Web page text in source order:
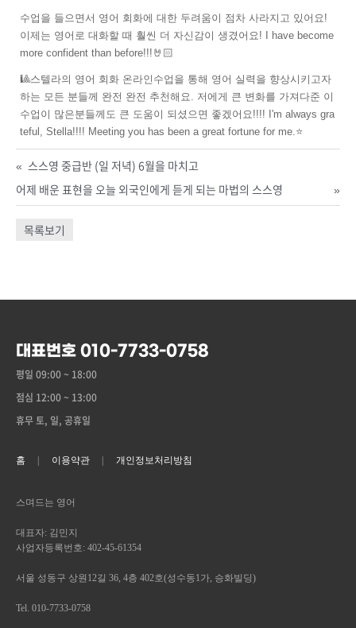
수업을 들으면서 영어 회화에 대한 두려움이 점차 사라지고 있어요!
이제는 영어로 대화할 때 훨씬 더 자신감이 생겼어요! I have become
more confident than before!!!🤘🏻
🎱스텔라의 영어 회화 온라인수업을 통해 영어 실력을 향상시키고자
하는 모든 분들께 완전 완전 추천해요. 저에게 큰 변화를 가져다준 이
수업이 많은분들께도 큰 도움이 되셨으면 좋겠어요!!!! I'm always gra
teful, Stella!!!! Meeting you has been a great fortune for me.⭐️
« 스스영 중급반 (일 저녁) 6월을 마치고
어제 배운 표현을 오늘 외국인에게 듣게 되는 마법의 스스영
»
목록보기
대표번호 010-7733-0758
평일 09:00 ~ 18:00
점심 12:00 ~ 13:00
휴무 토, 일, 공휴일
홈 이용약관 개인정보처리방침
스며드는 영어
대표자: 김민지
사업자등록번호: 402-45-61354
서울 성동구 상원12길 36, 4층 402호(성수동1가, 승화빌딩)
Tel. 010-7733-0758